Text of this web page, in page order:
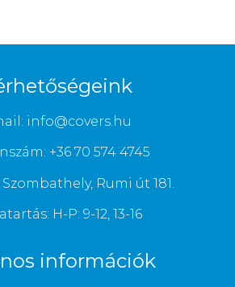
info@covers.hu
+36 70 574 4745
Rumi út 181.
H-P: 9-12, 13-16
információk